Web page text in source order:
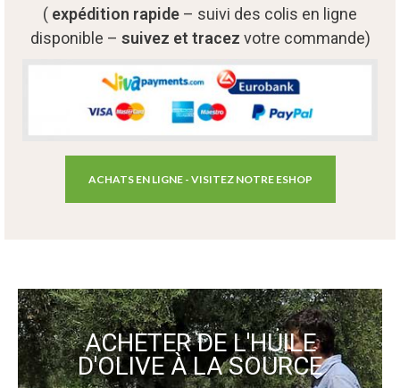
( expédition rapide – suivi des colis en ligne
disponible – suivez et tracez votre commande)
ACHATS EN LIGNE - VISITEZ NOTRE ESHOP
ACHETER DE L'HUILE
D'OLIVE À LA SOURCE